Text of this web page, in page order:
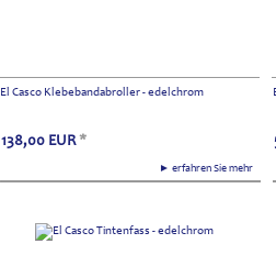
El Casco Klebebandabroller - edelchrom
► erfahren Sie mehr
138,00 EUR *